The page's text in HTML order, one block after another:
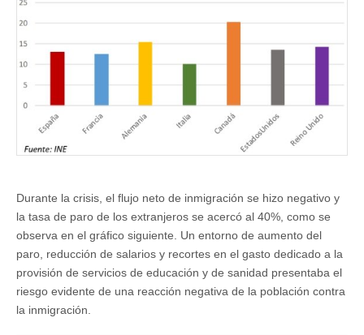
Durante la crisis, el flujo neto de inmigración se hizo negativo y
la tasa de paro de los extranjeros se acercó al 40%, como se
observa en el gráfico siguiente. Un entorno de aumento del
paro, reducción de salarios y recortes en el gasto dedicado a la
provisión de servicios de educación y de sanidad presentaba el
riesgo evidente de una reacción negativa de la población contra
la inmigración.